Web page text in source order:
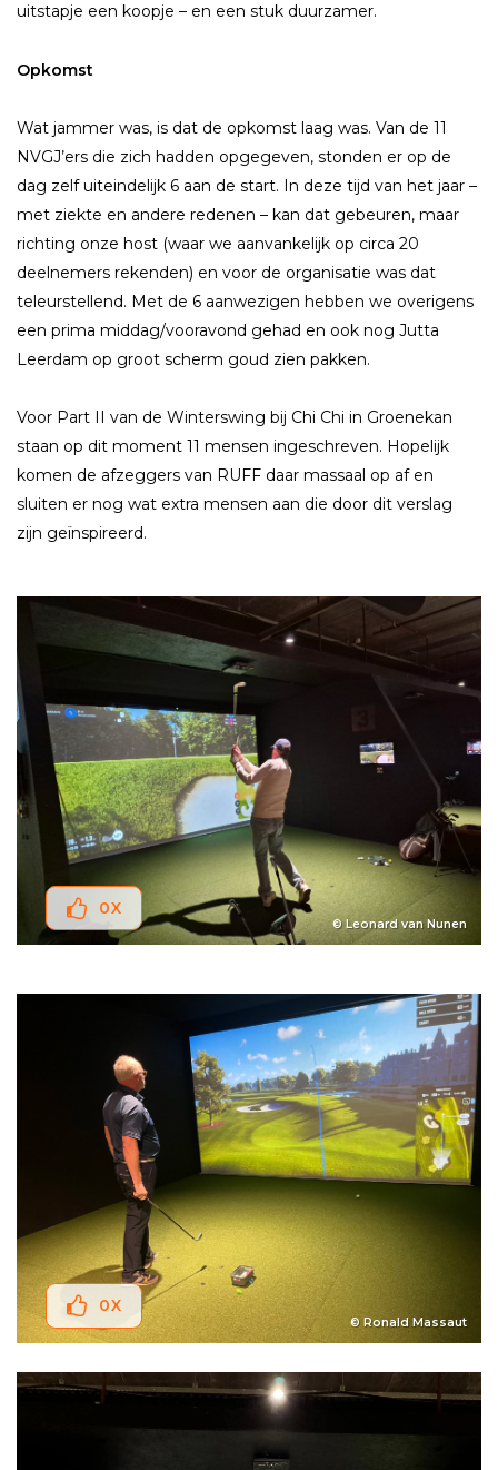
uitstapje een koopje – en een stuk duurzamer.
Opkomst
Wat jammer was, is dat de opkomst laag was. Van de 11
NVGJ’ers die zich hadden opgegeven, stonden er op de
dag zelf uiteindelijk 6 aan de start. In deze tijd van het jaar –
met ziekte en andere redenen – kan dat gebeuren, maar
richting onze host (waar we aanvankelijk op circa 20
deelnemers rekenden) en voor de organisatie was dat
teleurstellend. Met de 6 aanwezigen hebben we overigens
een prima middag/vooravond gehad en ook nog Jutta
Leerdam op groot scherm goud zien pakken.
Voor Part II van de Winterswing bij Chi Chi in Groenekan
staan op dit moment 11 mensen ingeschreven. Hopelijk
komen de afzeggers van RUFF daar massaal op af en
sluiten er nog wat extra mensen aan die door dit verslag
zijn geïnspireerd.
© Leonard van Nunen
0X
© Ronald Massaut
0X